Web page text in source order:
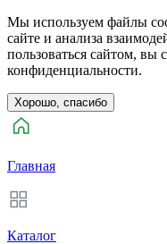
Мы используем файлы
сайте и анализа
пользоваться сайтом, вы
конфиденциальности.
Хорошо, спасибо
Главная
Каталог